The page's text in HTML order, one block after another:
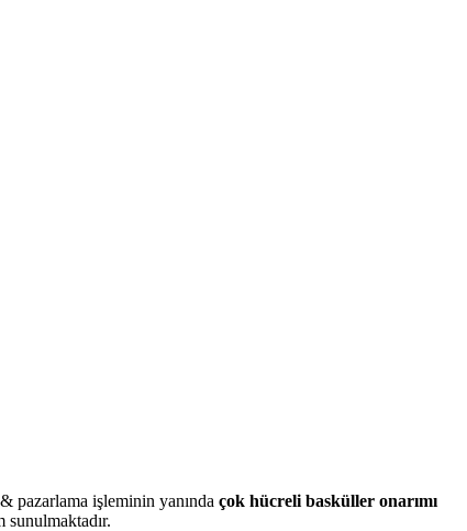
pazarlama işleminin yanında çok hücreli basküller onarımı